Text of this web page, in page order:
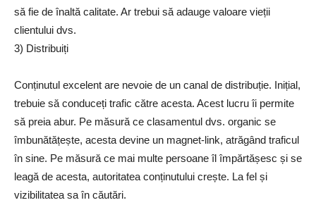
să fie de înaltă calitate. Ar trebui să adauge valoare vieții
clientului dvs.
3) Distribuiți
Conținutul excelent are nevoie de un canal de distribuție. Inițial,
trebuie să conduceți trafic către acesta. Acest lucru îi permite
să preia abur. Pe măsură ce clasamentul dvs. organic se
îmbunătățește, acesta devine un magnet-link, atrăgând traficul
în sine. Pe măsură ce mai multe persoane îl împărtășesc și se
leagă de acesta, autoritatea conținutului crește. La fel și
vizibilitatea sa în căutări.